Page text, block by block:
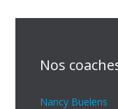
Nos
Nancy Buelens